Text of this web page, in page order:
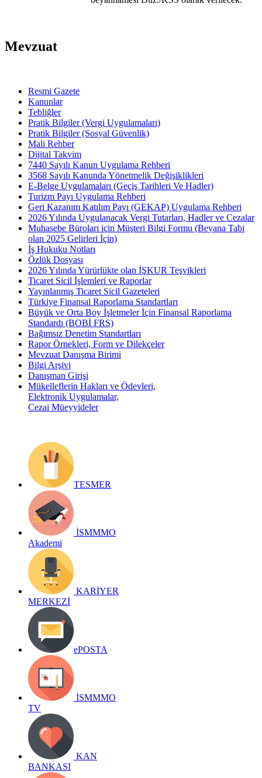
Mevzuat
Resmi Gazete
Kanunlar
Tebliğler
Pratik Bilgiler (Vergi Uygulamaları)
Pratik Bilgiler (Sosyal Güvenlik)
Mali Rehber
Dijital Takvim
7440 Sayılı Kanun Uygulama Rehberi
3568 Sayılı Kanunda Yönetmelik Değişiklikleri
E-Belge Uygulamaları (Geçiş Tarihleri Ve Hadler)
Turizm Payı Uygulama Rehberi
Geri Kazanım Katılım Payı (GEKAP) Uygulama Rehberi
2026 Yılında Uygulanacak Vergi Tutarları, Hadler ve Cezalar
Muhasebe Büroları için Müşteri Bilgi Formu (Beyana Tabi
olan 2025 Gelirleri İçin)
İş Hukuku Notları
Özlük Dosyası
2026 Yılında Yürürlükte olan İŞKUR Teşvikleri
Ticaret Sicil İşlemleri ve Raporlar
Yayınlanmış Ticaret Sicil Gazeteleri
Türkiye Finansal Raporlama Standartları
Büyük ve Orta Boy İşletmeler İçin Finansal Raporlama
Standardı (BOBİ FRS)
Bağımsız Denetim Standartları
Rapor Örnekleri, Form ve Dilekçeler
Mevzuat Danışma Birimi
Bilgi Arşivi
Danışman Girişi
Mükelleflerin Hakları ve Ödevleri,
Elektronik Uygulamalar,
Cezai Müeyyideler
TESMER
İSMMMO
Akademi
KARİYER
MERKEZİ
ePOSTA
İSMMMO
TV
KAN
BANKASI